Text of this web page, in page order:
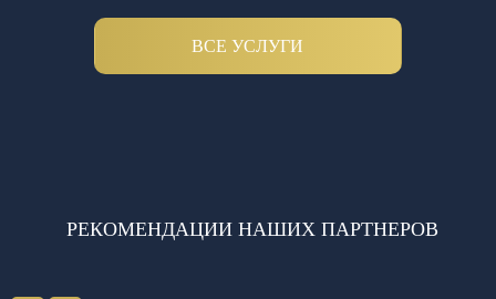
ВСЕ УСЛУГИ
РЕКОМЕНДАЦИИ НАШИХ ПАРТНЕРОВ